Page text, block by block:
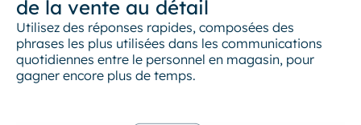
de la vente au détail
Utilisez des réponses rapides, composées des
phrases les plus utilisées dans les communications
quotidiennes entre le personnel en magasin, pour
gagner encore plus de temps.